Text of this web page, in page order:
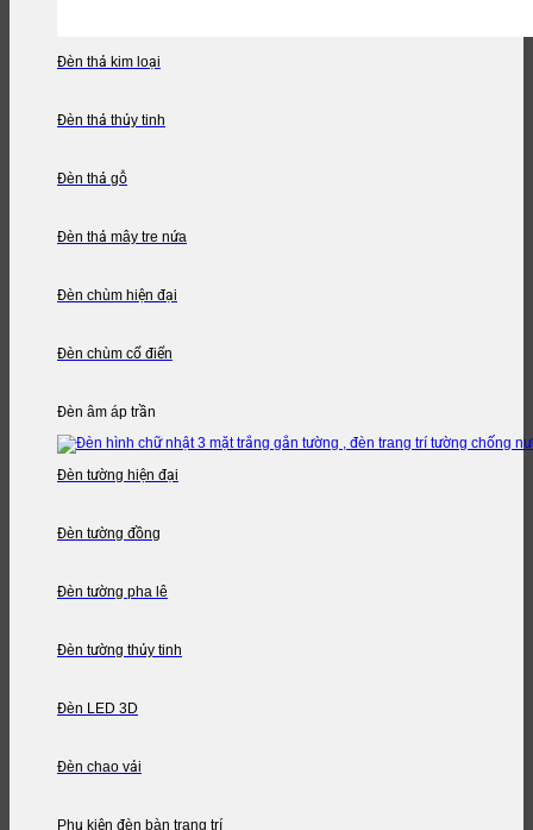
Đèn thả kim loại
Đèn thả thủy tinh
Đèn thả gỗ
Đèn thả mây tre nứa
Đèn chùm hiện đại
Đèn chùm cổ điển
Đèn âm áp trần
Đèn tường hiện đại
Đèn tường đồng
Đèn tường pha lê
Đèn tường thủy tinh
Đèn LED 3D
Đèn chao vải
Phụ kiện đèn bàn trang trí